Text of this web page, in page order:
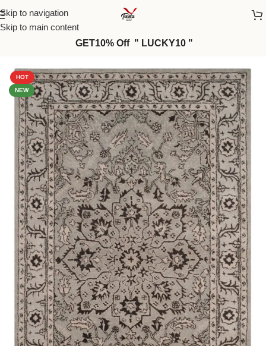
Skip to navigation
Skip to main content
GET10% Off " LUCKY10 "
HOT
NEW